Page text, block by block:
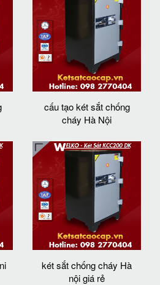
cấu tạo két sắt chống
cháy Hà Nội
két sắt chống cháy Hà
nội giá rẻ